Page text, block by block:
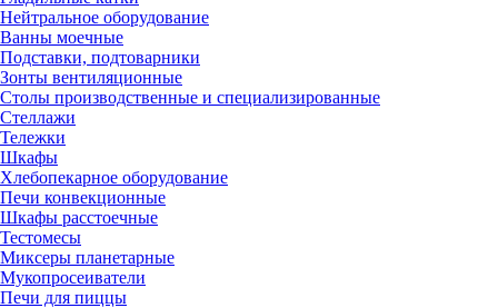
Нейтральное оборудование
Ванны моечные
Подставки, подтоварники
Зонты вентиляционные
Столы производственные и специализированные
Стеллажи
Тележки
Шкафы
Хлебопекарное оборудование
Печи конвекционные
Шкафы расстоечные
Тестомесы
Миксеры планетарные
Мукопросеиватели
Печи для пиццы